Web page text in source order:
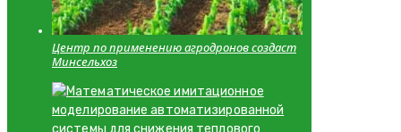
Центр по применению агродронов создаст
Минсельхоз